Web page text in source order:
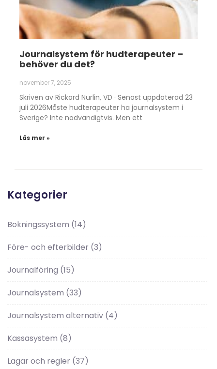
Journalsystem för hudterapeuter –
behöver du det?
november 7, 2025
Skriven av Rickard Nurlin, VD · Senast uppdaterad 23
juli 2026Måste hudterapeuter ha journalsystem i
Sverige? Inte nödvändigtvis. Men ett
Läs mer »
Kategorier
Bokningssystem (14)
Före- och efterbilder (3)
Journalföring (15)
Journalsystem (33)
Journalsystem alternativ (4)
Kassasystem (8)
Lagar och regler (37)